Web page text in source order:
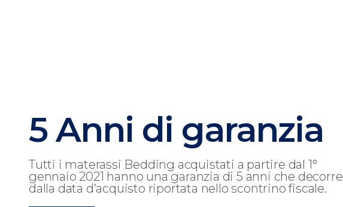
5 Anni di garanzia
Tutti i materassi Bedding acquistati a partire dal 1°
gennaio 2021 hanno una garanzia di 5 anni che decorre
dalla data d’acquisto riportata nello scontrino fiscale.